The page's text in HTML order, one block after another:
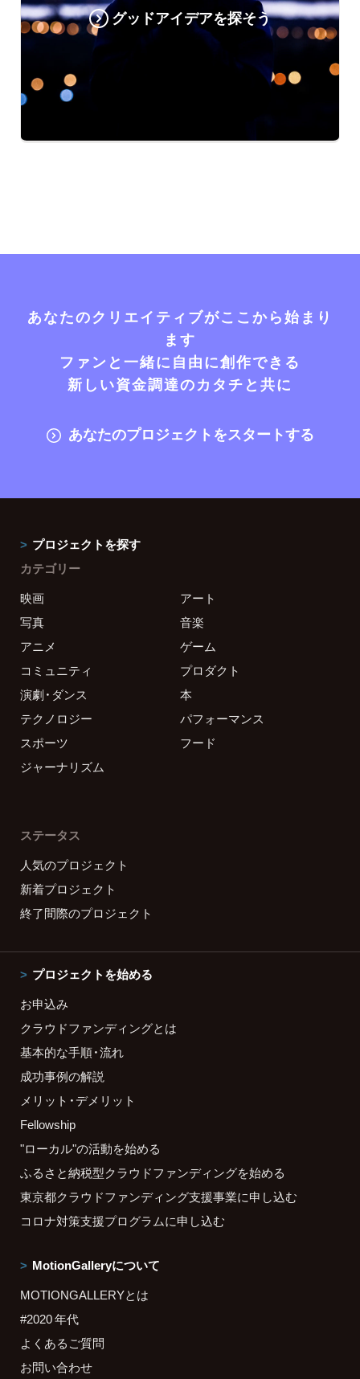
グッドアイデアを探そう
あなたのクリエイティブがここから始まり
ます
ファンと一緒に自由に創作できる
新しい資金調達のカタチと共に
あなたのプロジェクトをスタートする
プロジェクトを探す
カテゴリー
映画
アート
写真
音楽
アニメ
ゲーム
コミュニティ
プロダクト
演劇・ダンス
本
テクノロジー
パフォーマンス
スポーツ
フード
ジャーナリズム
ステータス
人気のプロジェクト
新着プロジェクト
終了間際のプロジェクト
プロジェクトを始める
お申込み
クラウドファンディングとは
基本的な手順・流れ
成功事例の解説
メリット・デメリット
Fellowship
"ローカル"の活動を始める
ふるさと納税型クラウドファンディングを始める
東京都クラウドファンディング支援事業に申し込む
コロナ対策支援プログラムに申し込む
MotionGalleryについて
MOTIONGALLERYとは
#2020 年代
よくあるご質問
お問い合わせ